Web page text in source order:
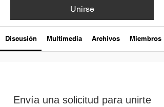
Unirse
Discusión Multimedia Archivos Miembros
Envía una solicitud para unirte